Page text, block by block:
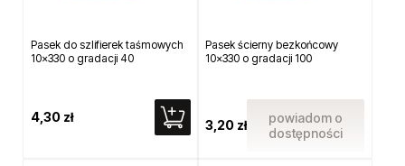
Pasek do szlifierek taśmowych
10x330 o gradacji 40
4,30 zł
Pasek ścierny bezkońcowy
10x330 o gradacji 100
3,20 zł
powiadom o
dostępności